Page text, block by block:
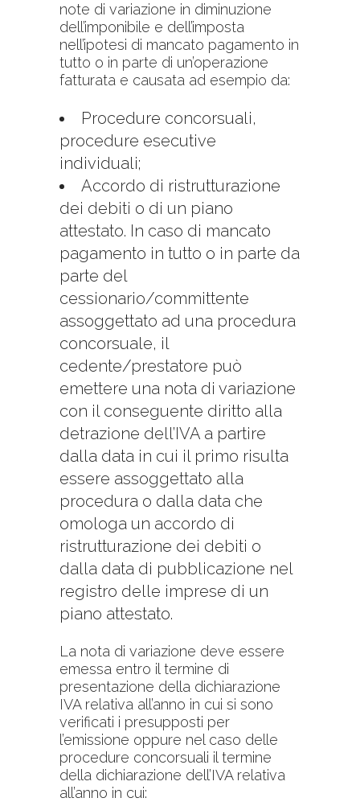
note di variazione in diminuzione
dell’imponibile e dell’imposta
nell’ipotesi di mancato pagamento in
tutto o in parte di un’operazione
fatturata e causata ad esempio da:
Procedure concorsuali,
procedure esecutive
individuali;
Accordo di ristrutturazione
dei debiti o di un piano
attestato. In caso di mancato
pagamento in tutto o in parte da
parte del
cessionario/committente
assoggettato ad una procedura
concorsuale, il
cedente/prestatore può
emettere una nota di variazione
con il conseguente diritto alla
detrazione dell’IVA a partire
dalla data in cui il primo risulta
essere assoggettato alla
procedura o dalla data che
omologa un accordo di
ristrutturazione dei debiti o
dalla data di pubblicazione nel
registro delle imprese di un
piano attestato.
La nota di variazione deve essere
emessa entro il termine di
presentazione della dichiarazione
IVA relativa all’anno in cui si sono
verificati i presupposti per
l’emissione oppure nel caso delle
procedure concorsuali il termine
della dichiarazione dell’IVA relativa
all’anno in cui: